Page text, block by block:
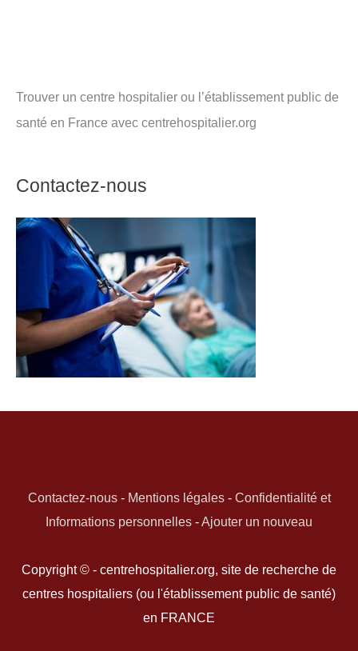
Trouver un centre hospitalier ou l’établissement public de
santé en France avec centrehospitalier.org
Contactez-nous
Contactez-nous- Mentions légales- Confidentialité et
Informations personnelles - Ajouter un nouveau
Copyright © - centrehospitalier.org, site de recherche de
centres hospitaliers (ou l'établissement public de santé)
en FRANCE